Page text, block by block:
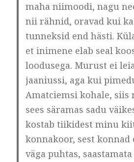
maha niimoodi, nagu
nii rähnid, oravad kui
tunneksid end hästi.
et inimene elab seal
loodusega. Murust ei
jaaniussi, aga kui
Amatciemsi kohale, siis
sees säramas sadu
kostab tiikidest minu
konnakoor, sest konnad
väga puhtas,